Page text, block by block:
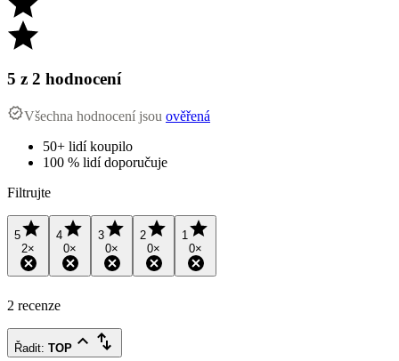
5 z 2 hodnocení
Všechna hodnocení jsou ověřená
50+ lidí koupilo
100 % lidí doporučuje
Filtrujte
5
2×
4
0×
3
0×
2
0×
1
0×
2 recenze
Řadit: TOP